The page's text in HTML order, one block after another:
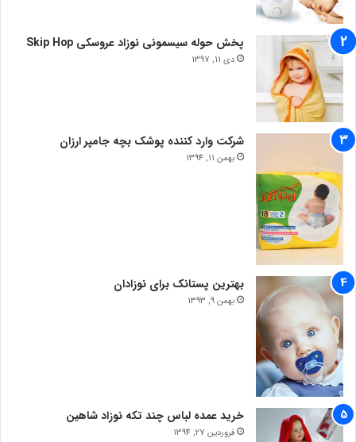
پخش حوله سیسمونی نوزاد عروسکی Skip Hop
دی 11, 1397
شرکت وارد کننده پوشک بچه جامپر ارزان
بهمن 11, 1394
بهترین پستانک برای نوزادان
بهمن 9, 1393
خرید عمده لباس چند تکه نوزاد شاهین
فروردین 27, 1394